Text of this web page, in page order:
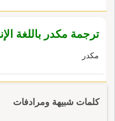
ترجمة مكدر باللغة
مكدر
كلمات شبيهة ومرادفات